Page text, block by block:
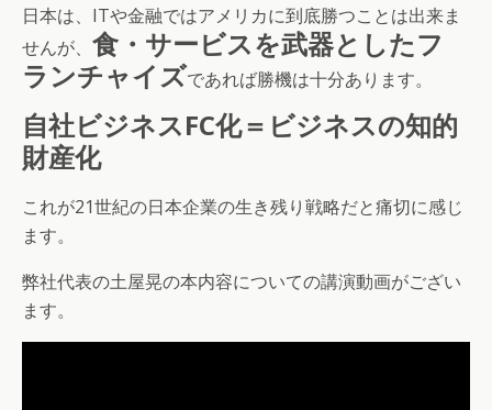
日本は、ITや金融ではアメリカに到底勝つことは出来ま
せんが、 食・サービスを武器としたフ
ランチャイズであれば勝機は十分あります。
自社ビジネスFC化＝ビジネスの知的
財産化
これが21世紀の日本企業の生き残り戦略だと痛切に感じ
ます。
弊社代表の土屋晃の本内容についての講演動画がござい
ます。